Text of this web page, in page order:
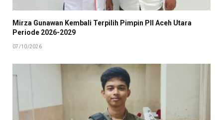
Mirza Gunawan Kembali Terpilih Pimpin PII Aceh Utara
Periode 2026-2029
07/10/2026